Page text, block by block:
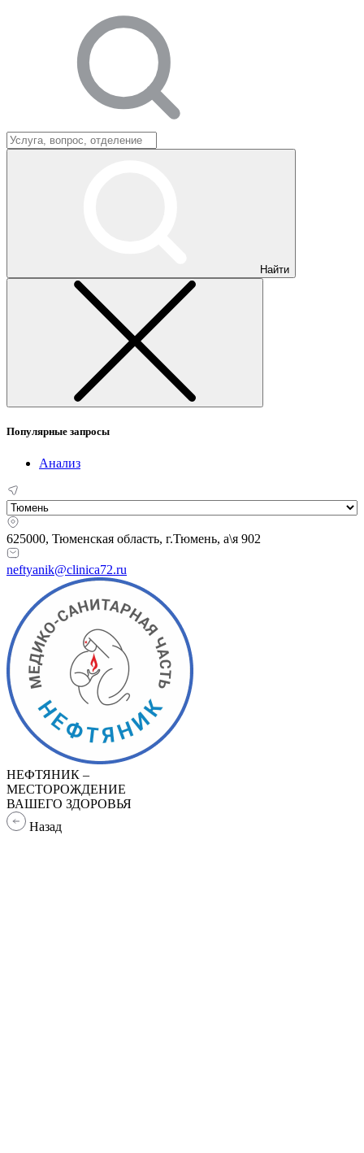
Найти
Популярные запросы
Анализ
625000, Тюменская область, г.Тюмень, а\я 902
neftyanik@clinica72.ru
НЕФТЯНИК –
МЕСТОРОЖДЕНИЕ
ВАШЕГО ЗДОРОВЬЯ
Назад